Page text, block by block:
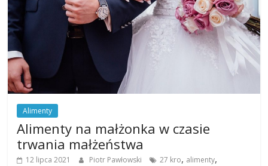
Alimenty
Alimenty na małżonka w czasie
trwania małżeństwa
12 lipca 2021 Piotr Pawłowski 27 kro, alimenty,